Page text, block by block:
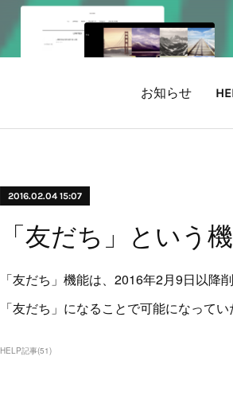
お知らせ
2016.02.04 15:07
「友だち」という
「友だち」機能は、2016年2月9日以降
「友だち」になることで可能になって
HELP記事(51)